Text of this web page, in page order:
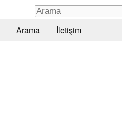
Arama İletişim